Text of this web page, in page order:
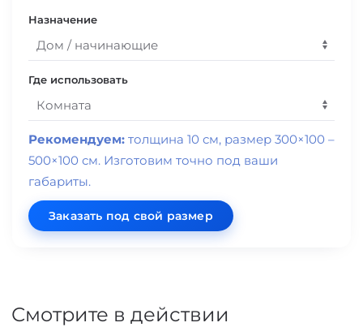
Назначение
Где использовать
Рекомендуем: толщина 10 см, размер 300×100 –
500×100 см. Изготовим точно под ваши
габариты.
Заказать под свой размер
Смотрите в действии